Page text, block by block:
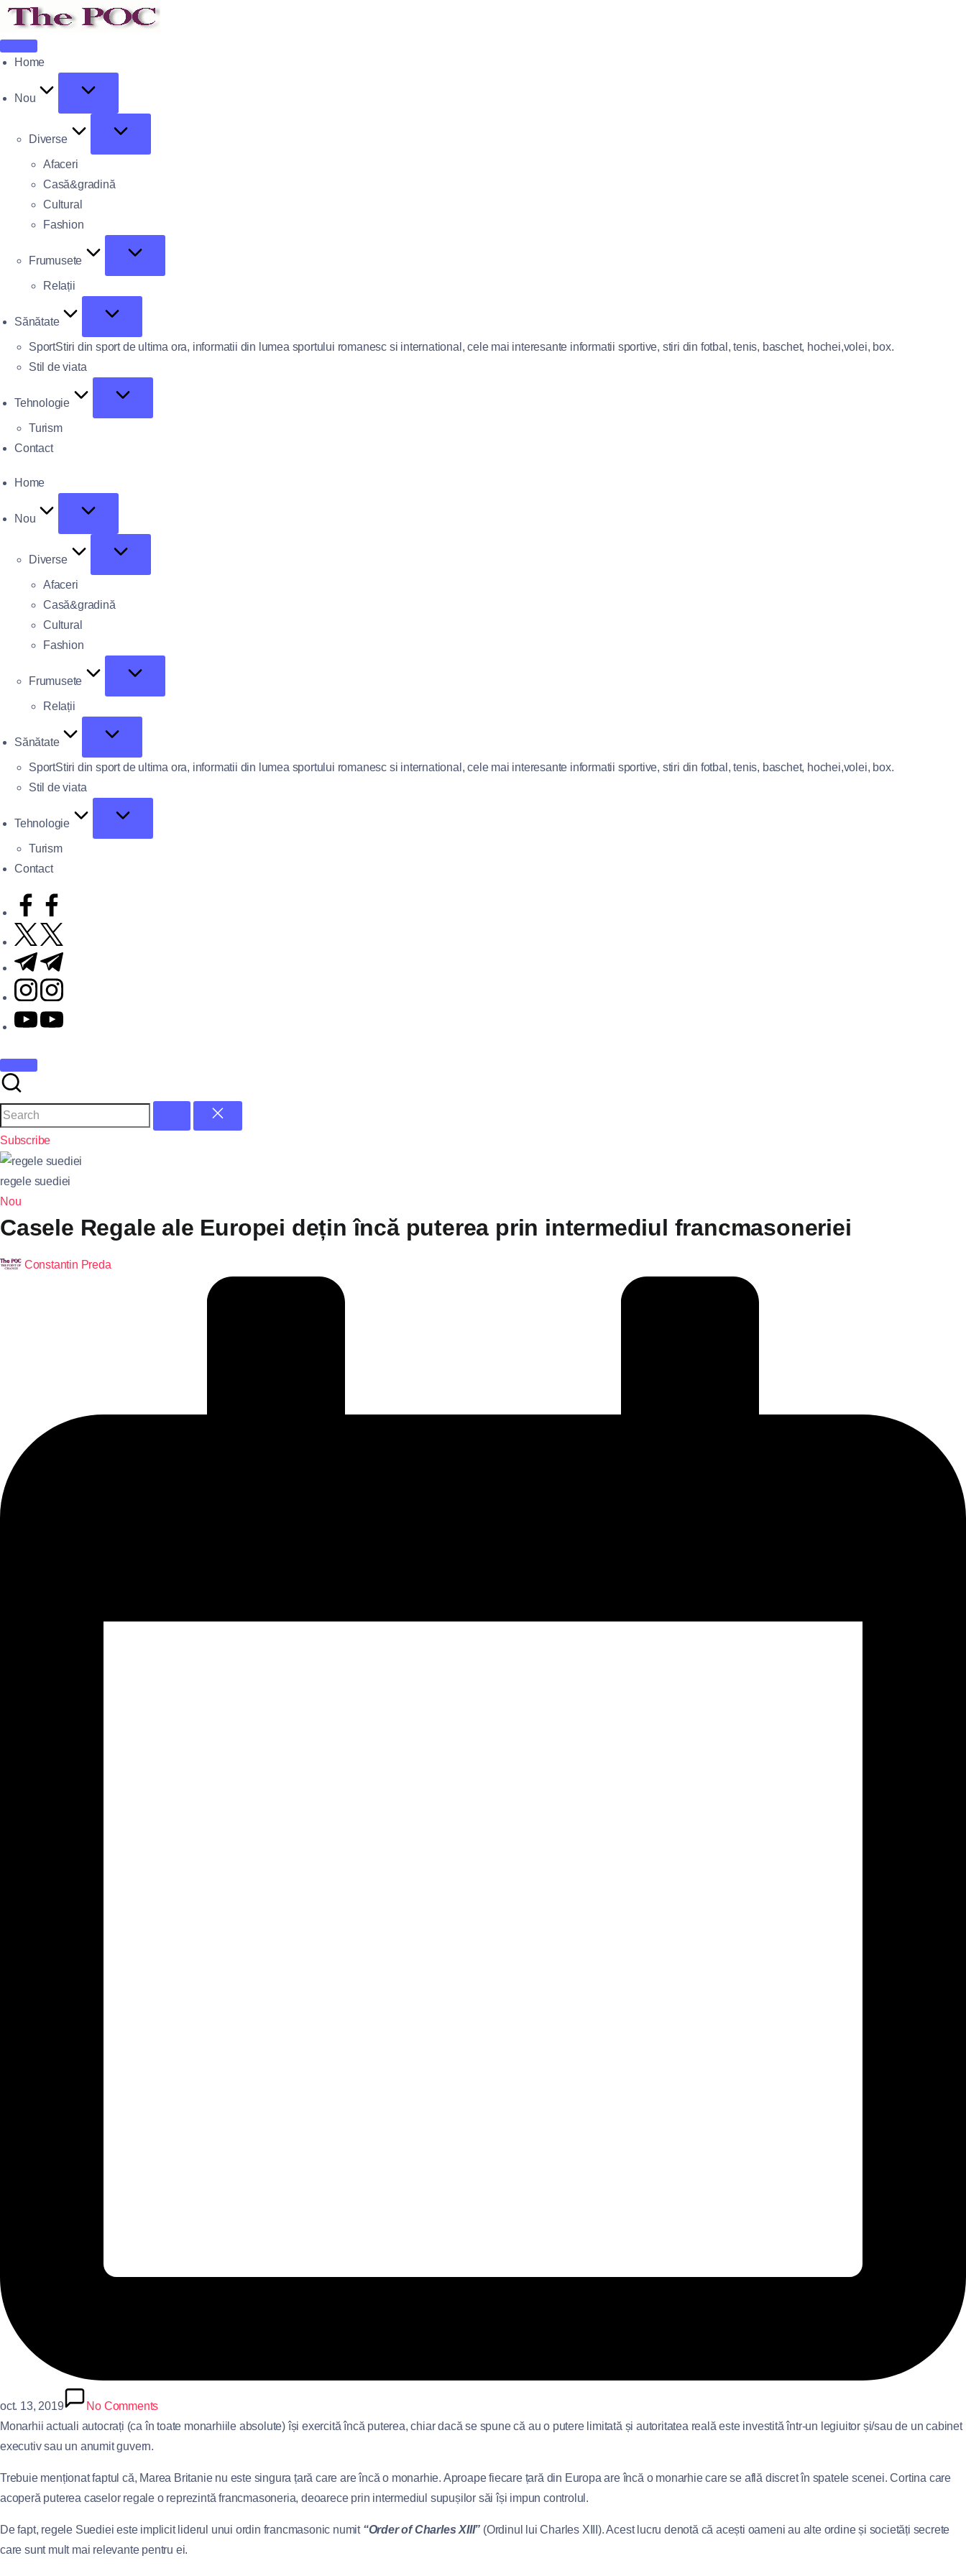
Home
Nou
Diverse
Afaceri
Casă&gradină
Cultural
Fashion
Frumusete
Relații
Sănătate
SportStiri din sport de ultima ora, informatii din lumea sportului romanesc si international, cele mai interesante informatii sportive, stiri din fotbal, tenis, baschet, hochei,volei, box.
Stil de viata
Tehnologie
Turism
Contact
Home
Nou
Diverse
Afaceri
Casă&gradină
Cultural
Fashion
Frumusete
Relații
Sănătate
SportStiri din sport de ultima ora, informatii din lumea sportului romanesc si international, cele mai interesante informatii sportive, stiri din fotbal, tenis, baschet, hochei,volei, box.
Stil de viata
Tehnologie
Turism
Contact
Subscribe
regele suediei
Nou
Casele Regale ale Europei dețin încă puterea prin intermediul francmasoneriei
Constantin Preda
oct. 13, 2019
No Comments
Monarhii actuali autocrați (ca în toate monarhiile absolute) își exercită încă puterea, chiar dacă se spune că au o putere limitată și autoritatea reală este investită într-un legiuitor și/sau de un cabinet
executiv sau un anumit guvern.
Trebuie menționat faptul că, Marea Britanie nu este singura țară care are încă o monarhie. Aproape fiecare țară din Europa are încă o monarhie care se află discret în spatele scenei. Cortina care
acoperă puterea caselor regale o reprezintă francmasoneria, deoarece prin intermediul supușilor săi își impun controlul.
De fapt, regele Suediei este implicit liderul unui ordin francmasonic numit “Order of Charles XIII” (Ordinul lui Charles XIII). Acest lucru denotă că acești oameni au alte ordine și societăți secrete
care sunt mult mai relevante pentru ei.